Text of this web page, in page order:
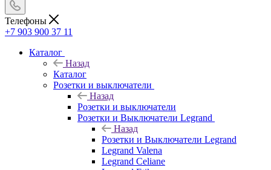
Телефоны
+7 903 900 37 11
Каталог
Назад
Каталог
Розетки и выключатели
Назад
Розетки и выключатели
Розетки и Выключатели Legrand
Назад
Розетки и Выключатели Legrand
Legrand Valena
Legrand Celiane